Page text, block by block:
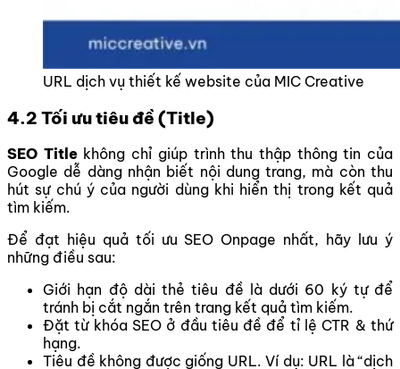
URL dịch vụ thiết kế website của MIC Creative
4.2 Tối ưu tiêu đề (Title)
SEO Titlekhông chỉ giúp trình thu thập thông tin của
Google dễ dàng nhận biết nội dung trang, mà còn thu
hút sự chú ý của người dùng khi hiển thị trong kết quả
tìm kiếm.
Để đạt hiệu quả tối ưu SEO Onpage nhất, hãy lưu ý
những điều sau:
Giới hạn độ dài thẻ tiêu đề là dưới 60 ký tự để
tránh bị cắt ngắn trên trang kết quả tìm kiếm.
Đặt từ khóa SEO ở đầu tiêu đề để tỉ lệ CTR & thứ
hạng.
Tiêu đề không được giống URL. Ví dụ: URL là “dịch